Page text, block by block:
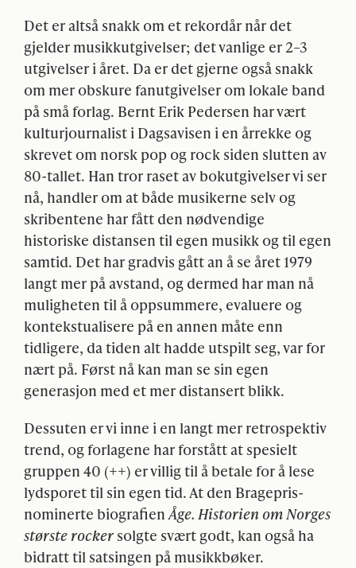
Det er altså snakk om et rekordår når det
gjelder musikkutgivelser; det vanlige er 2–3
utgivelser i året. Da er det gjerne også snakk
om mer obskure fanutgivelser om lokale band
på små forlag. Bernt Erik Pedersen har vært
kulturjournalist i Dagsavisen i en årrekke og
skrevet om norsk pop og rock siden slutten av
80-tallet. Han tror raset av bokutgivelser vi ser
nå, handler om at både musikerne selv og
skribentene har fått den nødvendige
historiske distansen til egen musikk og til egen
samtid. Det har gradvis gått an å se året 1979
langt mer på avstand, og dermed har man nå
muligheten til å oppsummere, evaluere og
kontekstualisere på en annen måte enn
tidligere, da tiden alt hadde utspilt seg, var for
nært på. Først nå kan man se sin egen
generasjon med et mer distansert blikk.
Dessuten er vi inne i en langt mer retrospektiv
trend, og forlagene har forstått at spesielt
gruppen 40 (++) er villig til å betale for å lese
lydsporet til sin egen tid. At den Bragepris-
nominerte biografienÅge. Historien om Norges
største rocker solgte svært godt, kan også ha
bidratt til satsingen på musikkbøker.